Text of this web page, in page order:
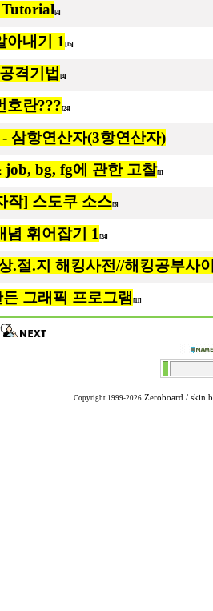
[4]
아내기 1 [15]
격기법 [4]
호란??? [24]
삼항연산자(3항연산자)
job, bg, fg에 관한 고찰[1]
작] 스도쿠 소스[5]
념 휘어잡기 1 [24]
.절.지 해킹사전//해킹공부사
그래픽 프로그램 [11]
Copyright 1999-2026 Zeroboard / skin